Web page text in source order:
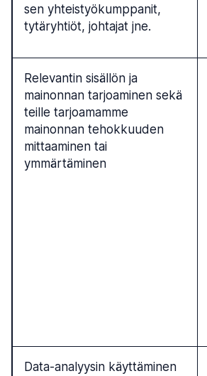
sen yhteistyökumppanit,
tytäryhtiöt, johtajat jne.
Relevantin sisällön ja
mainonnan tarjoaminen sekä
teille tarjoamamme
mainonnan tehokkuuden
mittaaminen tai
ymmärtäminen
Data-analyysin käyttäminen